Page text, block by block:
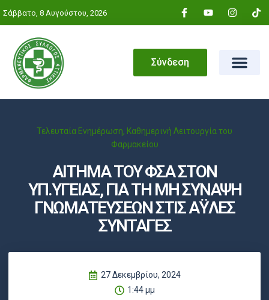
Σάββατο, 8 Αυγούστου, 2026
Σύνδεση
Τελευταία Ενημέρωση, Καθημερινή Λειτουργία του
Φαρμακείου
ΑΙΤΗΜΑ ΤΟΥ ΦΣΑ ΣΤΟΝ
ΥΠ.ΥΓΕΙΑΣ, ΓΙΑ ΤΗ ΜΗ ΣΥΝΑΨΗ
ΓΝΩΜΑΤΕΥΣΕΩΝ ΣΤΙΣ ΑΫΛΕΣ
ΣΥΝΤΑΓΕΣ
27 Δεκεμβρίου, 2024
1:44 μμ